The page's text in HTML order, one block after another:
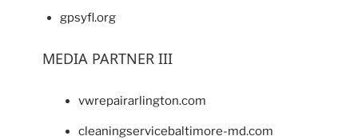
gpsyfl.org
MEDIA PARTNER III
vwrepairarlington.com
cleaningservicebaltimore-md.com